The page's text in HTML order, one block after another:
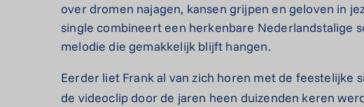
over dromen najagen, kansen grijpen en geloven in
single combineert een herkenbare Nederlandstalige
melodie die gemakkelijk blijft hangen.
Eerder liet Frank al van zich horen met de feestelijke
de videoclip door de jaren heen duizenden keren